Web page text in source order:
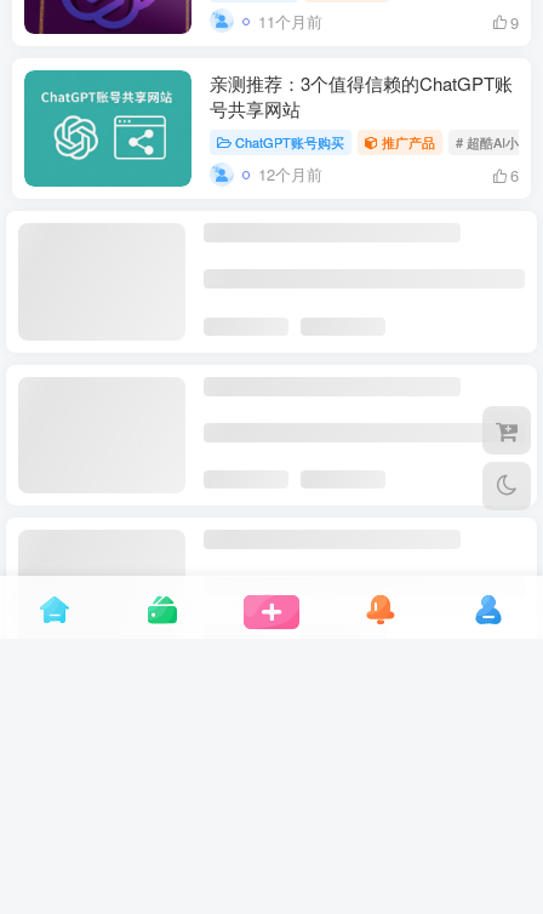
11个月前 9
亲测推荐：3个值得信赖的ChatGPT账
号共享网站
ChatGPT账号购买 推广产品 # 超酷AI小店
12个月前 6
员！
ChatGPT账号购买 # ChatGPT
13
2025年ChatGPT账号价格是多少？
ChatGPT账号购买 推广产品 # hatGPT账
12个月前